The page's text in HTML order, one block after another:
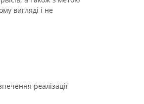
вигляді і не
реалізації